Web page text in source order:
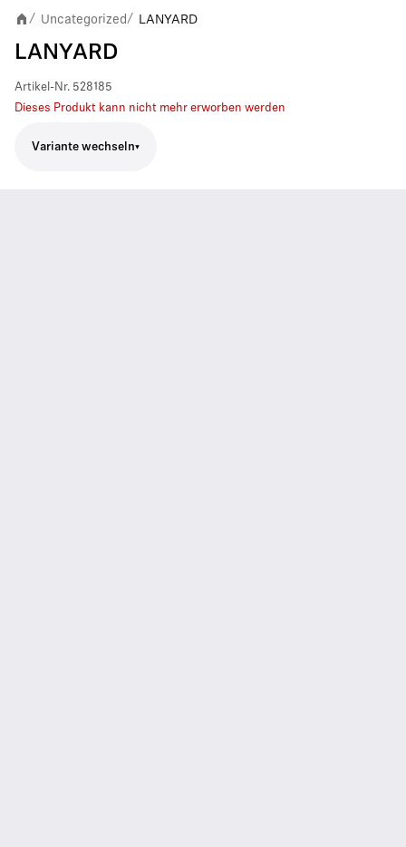
/ Uncategorized / LANYARD
LANYARD
Artikel-Nr. 528185
Dieses Produkt kann nicht mehr erworben werden
Variante wechseln